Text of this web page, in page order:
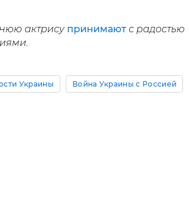
актрису принимают с радостью
Украины Война Украины с Россией